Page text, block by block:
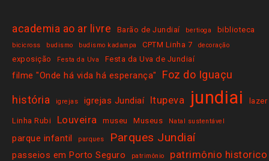
academia ao ar livre Barão de Jundiaí bertioga biblioteca
bicicross budismo budismo kadampa CPTM Linha 7 decoração
exposição Festa da Uva Festa da Uva de Jundiaí
filme "Onde há vida há esperança"
Foz do Iguaçu
história
igrejas igrejas Jundiaí Itupeva jundiai lazer
Linha Rubi Louveira museu Museus Natal sustentável
parque infantil parques Parques Jundiaí
passeios em Porto Seguro patrimônio patrimônio historico